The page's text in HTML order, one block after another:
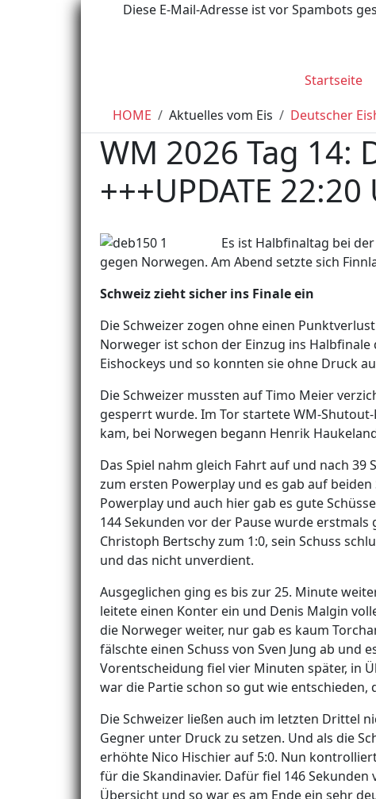
Diese E-Mail-Adresse ist vor Spambots
Startseite
HOME
Aktuelles vom Eis Deutscher
WM 2026 Tag 14:
+++UPDATE 22:20
Es ist Halbfinaltag bei
gegen Norwegen. Am Abend setzte sich
Schweiz zieht sicher ins Finale ein
Die Schweizer zogen ohne einen
Norweger ist schon der Einzug ins
Eishockeys und so konnten sie ohne Druck
Die Schweizer mussten auf Timo Meier
gesperrt wurde. Im Tor startete WM-
kam, bei Norwegen begann Henrik
Das Spiel nahm gleich Fahrt auf und nach
zum ersten Powerplay und es gab auf
Powerplay und auch hier gab es gute
144 Sekunden vor der Pause wurde
Christoph Bertschy zum 1:0, sein Schuss
und das nicht unverdient.
Ausgeglichen ging es bis zur 25. Minute
leitete einen Konter ein und Denis Malgin
die Norweger weiter, nur gab es kaum
fälschte einen Schuss von Sven Jung ab und
Vorentscheidung fiel vier Minuten später, in
war die Partie schon so gut wie
Die Schweizer ließen auch im letzten Drittel
Gegner unter Druck zu setzen. Und als die
erhöhte Nico Hischier auf 5:0. Nun
für die Skandinavier. Dafür fiel 146
Übersicht und so war es am Ende ein sehr